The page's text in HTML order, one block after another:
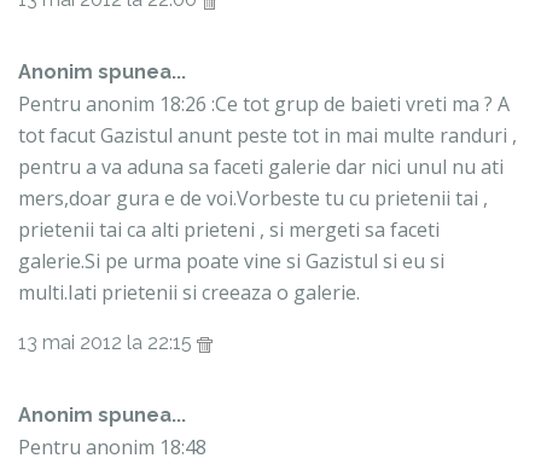
Anonim spunea...
Pentru anonim 18:26 :Ce tot grup de baieti vreti ma ? A
tot facut Gazistul anunt peste tot in mai multe randuri ,
pentru a va aduna sa faceti galerie dar nici unul nu ati
mers,doar gura e de voi.Vorbeste tu cu prietenii tai ,
prietenii tai ca alti prieteni , si mergeti sa faceti
galerie.Si pe urma poate vine si Gazistul si eu si
multi.Iati prietenii si creeaza o galerie.
13 mai 2012 la 22:15
Anonim spunea...
Pentru anonim 18:48